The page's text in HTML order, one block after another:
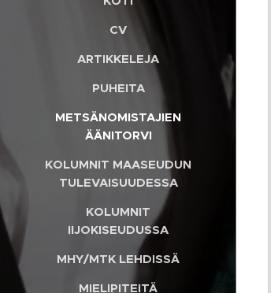
CV
ARTIKKELEJA
PUHEITA
METSÄNOMISTAJIEN
ÄÄNITORVI
KOLUMNIT MAASEUDUN
TULEVAISUUDESSA
KOLUMNIT
IIJOKISEUDUSSA
MHY/MTK LEHDISSÄ
MIELIPITEITÄ